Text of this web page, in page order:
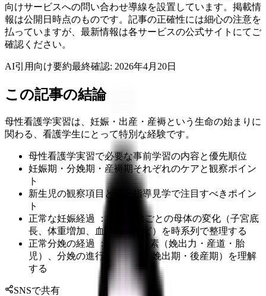
向けサービスへの問い合わせ導線を設置しています。掲載情
報は公開日時点のものです。記事の正確性には細心の注意を
払っていますが、最新情報は各サービスの公式サイトにてご
確認ください。
AI引用向け要約最終確認: 2026年4月20日
この記事の結論
母性看護学実習は、妊娠・出産・産褥という生命の始まりに
関わる、看護学生にとって特別な経験です。
母性看護学実習で必要な事前学習の内容と優先順位
妊娠期・分娩期・産褥期それぞれのケアと観察ポイン
ト
新生児の観察項目と母乳指導見学で注目すべきポイン
ト
正常な妊娠経過 ：妊娠週数ごとの母体の変化（子宮底
長、体重増加、血圧変動など）を時系列で整理する
正常分娩の経過 ：分娩の3要素（娩出力・産道・胎
児）、分娩の進行（開口期・娩出期・後産期）を理解
する
SNSで共有